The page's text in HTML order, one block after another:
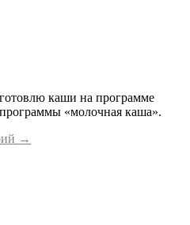
каши на программе
«молочная каша».
→